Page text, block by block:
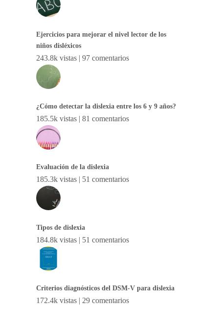
Ejercicios para mejorar el nivel lector de los
niños disléxicos
243.8k vistas | 97 comentarios
¿Cómo detectar la dislexia entre los 6 y 9 años?
185.5k vistas | 81 comentarios
Evaluación de la dislexia
185.3k vistas | 51 comentarios
Tipos de dislexia
184.8k vistas | 51 comentarios
Criterios diagnósticos del DSM-V para dislexia
172.4k vistas | 29 comentarios